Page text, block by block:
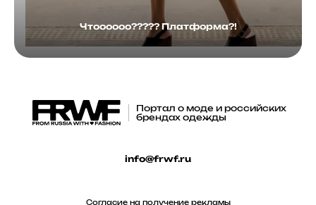
Чтоооооо????? Платформа?!
Портал о моде и российских
брендах одежды
info@frwf.ru
Согласие на получение рекламы